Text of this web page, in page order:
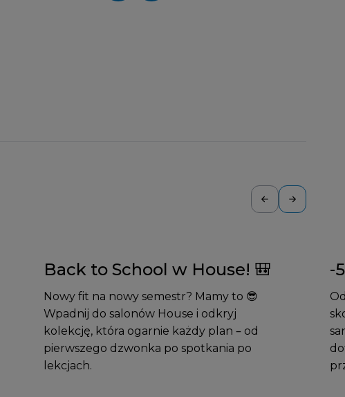
Back to School w House! 🎒
Nowy fit na nowy semestr? Mamy to 😎
Wpadnij do salonów House i odkryj
kolekcję, która ogarnie każdy plan – od
pierwszego dzwonka po spotkania po
lekcjach.
-